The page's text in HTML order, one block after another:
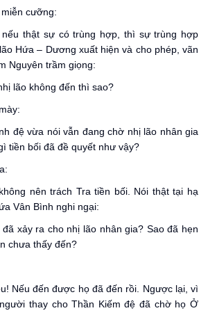
cưỡng:
thật sự có trùng hợp, thì sự trùng hợp
Hứa – Dương xuất hiện và cho phép, vãn
Nguyên trầm giọng:
lão không đến thì sao?
đệ vừa nói vẫn đang chờ nhị lão nhân gia
tiền bối đã đề quyết như vậy?
nên trách Tra tiền bối. Nói thật tại hạ
Vân Bình nghi ngại:
xảy ra cho nhị lão nhân gia? Sao đã hẹn
chưa thấy đến?
Nếu đến được họ đã đến rồi. Ngược lại, vì
thay cho Thần Kiếm đệ đã chờ họ Ở